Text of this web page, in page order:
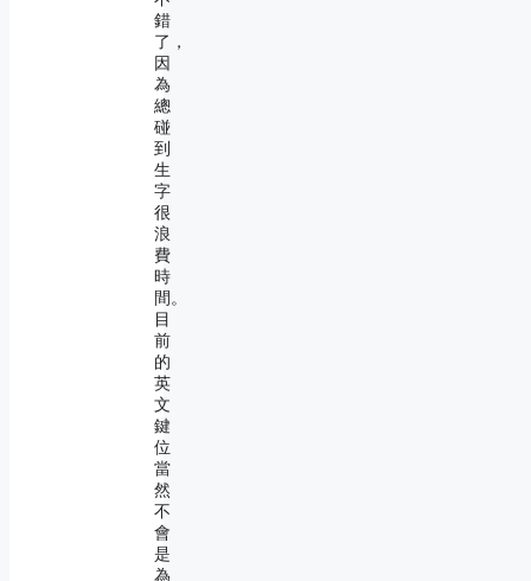
錯
了，
因
為
總
碰
到
生
字
很
浪
費
時
間。
目
前
的
英
文
鍵
位
當
然
不
會
是
為